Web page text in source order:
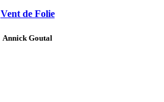
Vent de Folie
Annick Goutal